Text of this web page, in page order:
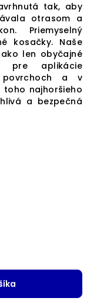
tak, aby
otrasom a
Priemyselný
kosačky. Naše
len obyčajné
pre aplikácie
povrchoch a v
najhoršieho
a bezpečná